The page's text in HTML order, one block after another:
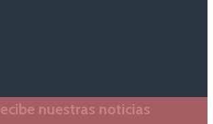
nuestras noticias